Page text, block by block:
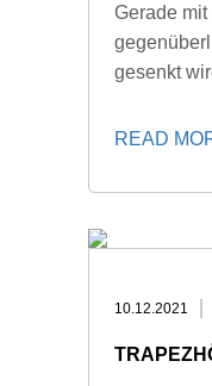
Gerade mit
gesenkt
READ
10.12.2021